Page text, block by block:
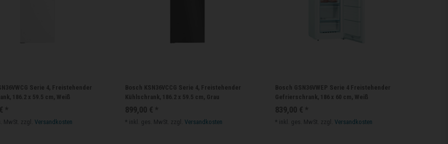
Serie 4, Freistehender
186.2 x 59.5 cm, Weiß
*
MwSt. zzgl.Versandkosten
Bosch KSN36VCCG Serie 4, Freistehender
Kühlschrank, 186.2 x 59.5 cm, Grau
899,00 € *
* inkl. ges. MwSt. zzgl.Versandkosten
Bosch GSN36VWEP Serie 4 Freistehender
Gefrierschrank, 186 x 60 cm, Weiß
839,00 € *
* inkl. ges. MwSt. zzgl.Versandkosten